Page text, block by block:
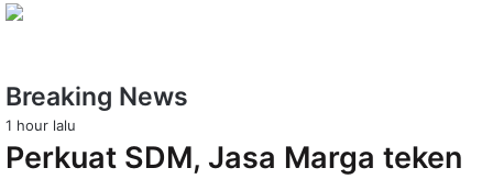
Breaking News
1 hour lalu
Perkuat SDM, Jasa Marga teken